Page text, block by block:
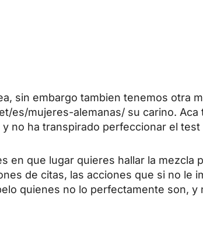
sin embargo tambien tenemos otra
es/mujeres-alemanas/ su carino.
no ha transpirado perfeccionar el
en que lugar quieres hallar la mezcla
de citas, las acciones que si no le
quienes no lo perfectamente son,